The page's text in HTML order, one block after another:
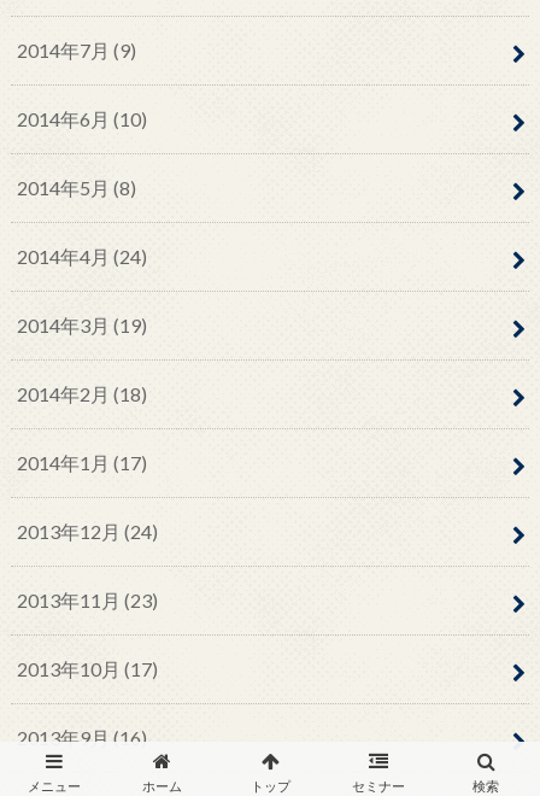
メニュー ホーム トップ セミナー 検索
2014年7月 (9)
2014年6月 (10)
2014年5月 (8)
2014年4月 (24)
2014年3月 (19)
2014年2月 (18)
2014年1月 (17)
2013年12月 (24)
2013年11月 (23)
2013年10月 (17)
2013年9月 (16)